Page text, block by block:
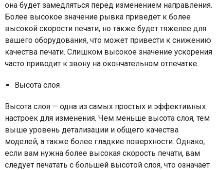
она будет замедляться перед изменением направления.
Более высокое значение рывка приведет к более
высокой скорости печати, но также будет тяжелее для
вашего оборудования, что может привести к снижению
качества печати. Слишком высокое значение ускорения
часто приводит к звону на окончательном отпечатке.
Высота слоя
Высота слоя — одна из самых простых и эффективных
настроек для изменения. Чем меньше высота слоя, тем
выше уровень детализации и общего качества
моделей, а также более гладкие поверхности. Однако,
если вам нужна более высокая скорость печати, вам
следует печатать с большей высотой слоя, что означает